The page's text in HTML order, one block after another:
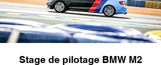
Stage de pilotage BMW M2